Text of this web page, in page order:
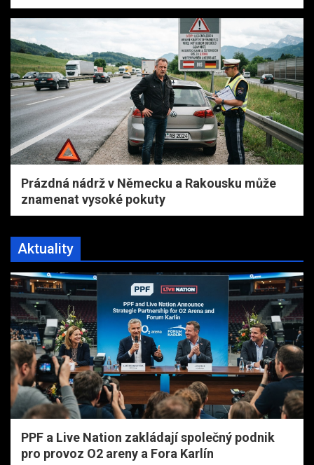
Prázdná nádrž v Německu a Rakousku může
znamenat vysoké pokuty
Aktuality
PPF a Live Nation zakládají společný podnik
pro provoz O2 areny a Fora Karlín